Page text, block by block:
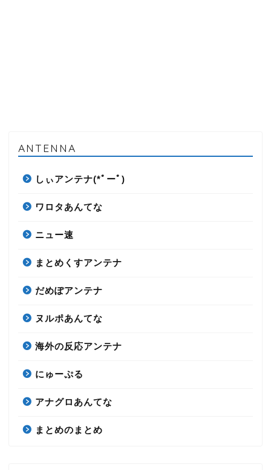
ANTENNA
しぃアンテナ(*ﾟーﾟ)
ワロタあんてな
ニュー速
まとめくすアンテナ
だめぽアンテナ
ヌルポあんてな
海外の反応アンテナ
にゅーぷる
アナグロあんてな
まとめのまとめ